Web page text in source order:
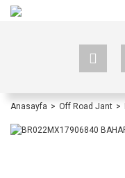
Anasayfa Off Road Jant